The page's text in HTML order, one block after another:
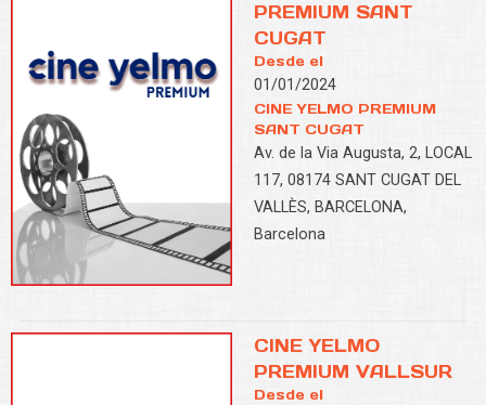
PREMIUM SANT
CUGAT
Desde el
01/01/2024
CINE YELMO PREMIUM
SANT CUGAT
Av. de la Via Augusta, 2, LOCAL
117, 08174 SANT CUGAT DEL
VALLÈS, BARCELONA,
Barcelona
CINE YELMO
PREMIUM VALLSUR
Desde el